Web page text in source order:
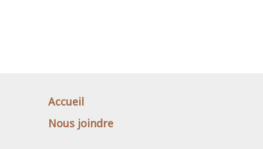
Accueil
Nous joindre